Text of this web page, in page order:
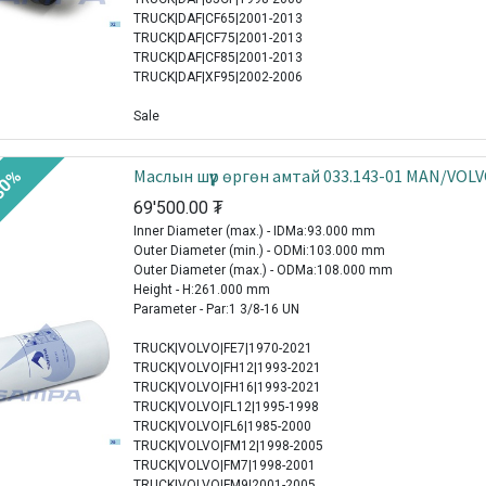
TRUCK|DAF|CF65|2001-2013
TRUCK|DAF|CF75|2001-2013
TRUCK|DAF|CF85|2001-2013
TRUCK|DAF|XF95|2002-2006
Sale
Mаслын шүүр өргөн амтай 033.143-01 MAN/
69'500.00 ₮
Inner Diameter (max.) - IDMa:93.000 mm
Outer Diameter (min.) - ODMi:103.000 mm
Outer Diameter (max.) - ODMa:108.000 mm
Height - H:261.000 mm
Parameter - Par:1 3/8-16 UN
TRUCK|VOLVO|FE7|1970-2021
TRUCK|VOLVO|FH12|1993-2021
TRUCK|VOLVO|FH16|1993-2021
TRUCK|VOLVO|FL12|1995-1998
TRUCK|VOLVO|FL6|1985-2000
TRUCK|VOLVO|FM12|1998-2005
TRUCK|VOLVO|FM7|1998-2001